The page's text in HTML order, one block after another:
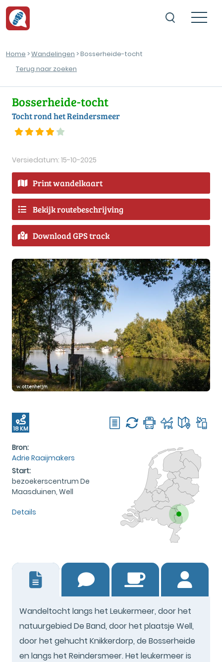
Home >Wandelingen > Bosserheide-tocht
Terug naar zoeken
Bosserheide-tocht
Tocht rond het Reindersmeer
Versiedatum: 15-10-2025
Print wandelkaart
Bekijk routebeschrijving
Download GPS track
18 KM
Bron:
Adrie Raaijmakers
Start:
bezoekerscentrum De
Maasduinen, Well
Details
Wandeltocht langs het Leukermeer, door het
natuurgebied De Band, door het plaatsje Well,
door het gehucht Knikkerdorp, de Bosserheide
en langs het Reindersmeer. Het leukermeer is